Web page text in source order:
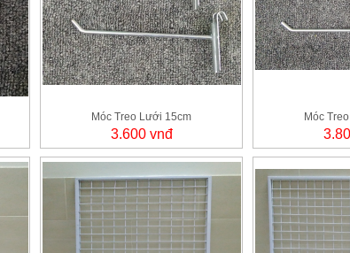
Móc Treo Lưới 15cm
3.600 vnđ
Móc